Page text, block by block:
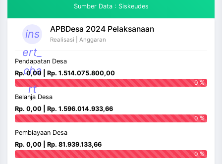
Sumber Data : Siskeudes
ins
ert_
cha
rt
APBDesa 2024 Pelaksanaan
Realisasi | Anggaran
Pendapatan Desa
Rp. 0,00 | Rp. 1.514.075.800,00
0 %
Belanja Desa
Rp. 0,00 | Rp. 1.596.014.933,66
0 %
Pembiayaan Desa
Rp. 0,00 | Rp. 81.939.133,66
0 %